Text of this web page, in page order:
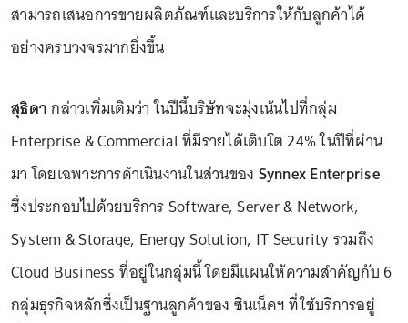
สามารถเสนอการขายผลิตภัณฑ์และบริการให้กับลูกค้าได้
อย่างครบวงจรมากยิ่งขึ้น
สุธิดากล่าวเพิ่มเติมว่า ในปีนี้บริษัทจะมุ่งเน้นไปที่กลุ่ม
Enterprise & Commercial ที่มีรายได้เติบโต 24% ในปีที่ผ่าน
มา โดยเฉพาะการดำเนินงานในส่วนของ Synnex Enterprise
ซึ่งประกอบไปด้วยบริการ Software, Server & Network,
System & Storage, Energy Solution, IT Security รวมถึง
Cloud Business ที่อยู่ในกลุ่มนี้ โดยมีแผนให้ความสำคัญกับ 6
กลุ่มธุรกิจหลักซึ่งเป็นฐานลูกค้าของ ซินเน็คฯ ที่ใช้บริการอยู่